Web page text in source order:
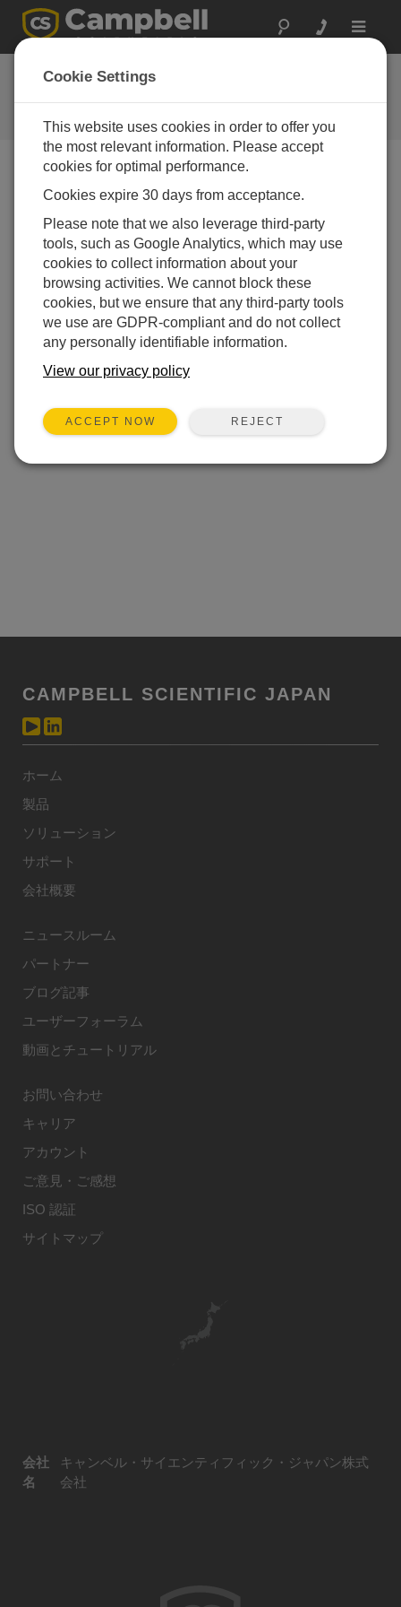
Toggle
Feedback
Let us know how we can improve
our website
Feedback Tool Unavailable
The page feedback tool is currently unavailable.
CAMPBELL SCIENTIFIC JAPAN
ホーム
製品
ソリューション
サポート
会社概要
ニュースルーム
パートナー
ブログ記事
ユーザーフォーラム
動画とチュートリアル
お問い合わせ
キャリア
アカウント
ご意見・ご感想
ISO 認証
サイトマップ
会社
名
キャンベル・サイエンティフィック・ジャパン株式
会社
Cookie Settings
This website uses cookies in order to offer you
the most relevant information. Please accept
cookies for optimal performance.
Cookies expire 30 days from acceptance.
Please note that we also leverage third-party
tools, such as Google Analytics, which may use
cookies to collect information about your
browsing activities. We cannot block these
cookies, but we ensure that any third-party tools
we use are GDPR-compliant and do not collect
any personally identifiable information.
View our privacy policy
ACCEPT NOW REJECT